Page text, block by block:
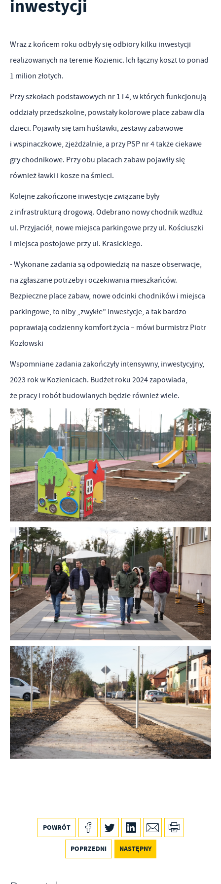
inwestycji
Wraz z końcem roku odbyły się odbiory kilku inwestycji
realizowanych na terenie Kozienic. Ich łączny koszt to ponad
1 milion złotych.
Przy szkołach podstawowych nr 1 i 4, w których funkcjonują
oddziały przedszkolne, powstały kolorowe place zabaw dla
dzieci. Pojawiły się tam huśtawki, zestawy zabawowe
i wspinaczkowe, zjeżdżalnie, a przy PSP nr 4 także ciekawe
gry chodnikowe. Przy obu placach zabaw pojawiły się
również ławki i kosze na śmieci.
Kolejne zakończone inwestycje związane były
z infrastrukturą drogową. Odebrano nowy chodnik wzdłuż
ul. Przyjaciół, nowe miejsca parkingowe przy ul. Kościuszki
i miejsca postojowe przy ul. Krasickiego.
- Wykonane zadania są odpowiedzią na nasze obserwacje,
na zgłaszane potrzeby i oczekiwania mieszkańców.
Bezpieczne place zabaw, nowe odcinki chodników i miejsca
parkingowe, to niby „zwykłe” inwestycje, a tak bardzo
poprawiają codzienny komfort życia – mówi burmistrz Piotr
Kozłowski
Wspomniane zadania zakończyły intensywny, inwestycyjny,
2023 rok w Kozienicach. Budżet roku 2024 zapowiada,
że pracy i robót budowlanych będzie również wiele.
POWRÓT
POPRZEDNI NASTĘPNY
logowania czy wypełniania formularzy. Dzięki plikom cookies
strona, z której korzystasz, może działać bez zakłóceń.
Zapoznaj się zPOLITYKĄ PRYWATNOŚCI I PLIKÓW COOKIES.
Funkcjonalne i personalizacyjne
zapamiętanie wprowadzonych przez Ciebie ustawień oraz
personalizację określonych funkcjonalności czy prezentowanych
treści.
Dzięki tym plikom cookies możemy zapewnić Ci większy komfort
jej do Twoich indywidualnych preferencji. Wyrażenie zgody na
funkcjonalne i personalizacyjne pliki cookies gwarantuje
dostępność większej ilości funkcji na stronie.
Więcej
Analityczne
Analityczne pliki cookies pomagają nam rozwijać się i
dostosowywać do Twoich potrzeb.
Cookies analityczne pozwalają na uzyskanie informacji w zakresie
wykorzystywania witryny internetowej, miejsca oraz częstotliwości,
ocenę naszych serwisów internetowych pod względem ich
popularności wśród użytkowników. Zgromadzone informacje są
przetwarzane w formie zanonimizowanej. Wyrażenie zgody na
Reklamowe
Dzięki reklamowym plikom cookies prezentujemy Ci najciekawsze
informacje i aktualności na stronach naszych partnerów.
Promocyjne pliki cookies służą do prezentowania Ci naszych
komunikatów na podstawie analizy Twoich upodobań oraz Twoich
zwyczajów dotyczących przeglądanej witryny internetowej. Treści
firm będących naszymi partnerami oraz innych dostawców usług.
Firmy te działają w charakterze pośredników prezentujących nasze
treści w postaci wiadomości, ofert, komunikatów mediów
społecznościowych.
Więcej